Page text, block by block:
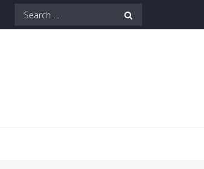
Search